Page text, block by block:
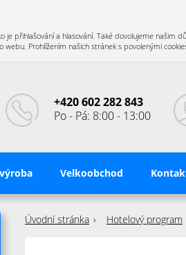
je přihlašování a hlasování. Také dovolujeme
Prohlížením našich stránek s povolenými
+420 602 282 843
Po - Pá: 8:00 - 13:00
Velkoobchod
Úvodní stránka Hotelový program